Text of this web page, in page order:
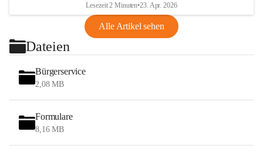
Lesezeit 2 Minuten•23. Apr. 2026
Alle Artikel sehen
Dateien
Bürgerservice
2,08 MB
Formulare
8,16 MB